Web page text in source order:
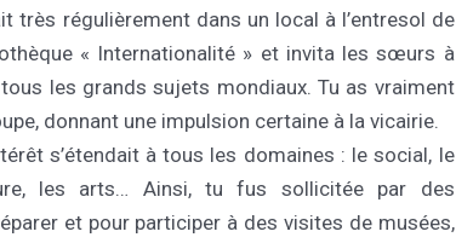
très régulièrement dans un local à l’entresol de
« Internationalité » et invita les sœurs à
les grands sujets mondiaux. Tu as vraiment
donnant une impulsion certaine à la vicairie.
s’étendait à tous les domaines : le social, le
les arts… Ainsi, tu fus sollicitée par des
et pour participer à des visites de musées,